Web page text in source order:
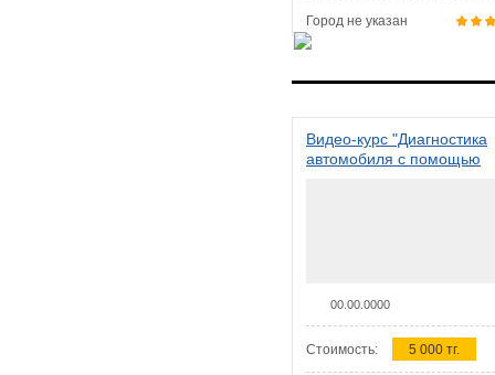
Город не указан
Видео-курс "Диагностика
автомобиля с помощью
00.00.0000
Стоимость: 5 000 тг.